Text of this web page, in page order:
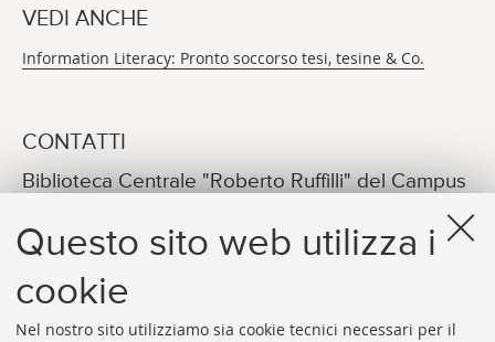
Questo sito web utilizza i
cookie
Nel nostro sito utilizziamo sia cookie tecnici necessari per il
VEDI ANCHE
Information Literacy: Pronto soccorso tesi, tesine & Co.
CONTATTI
Biblioteca Centrale "Roberto Ruffilli" del Campus
E-MAIL
bibliotecarufilli.info@unibo.it